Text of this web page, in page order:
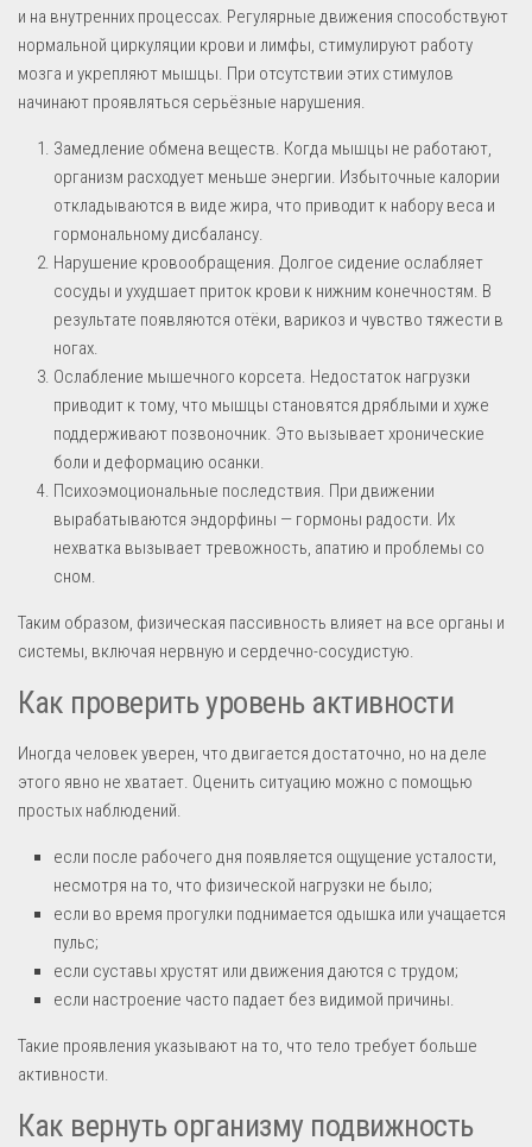
и на внутренних процессах. Регулярные движения способствуют
нормальной циркуляции крови и лимфы, стимулируют работу
мозга и укрепляют мышцы. При отсутствии этих стимулов
начинают проявляться серьёзные нарушения.
Замедление обмена веществ. Когда мышцы не работают,
организм расходует меньше энергии. Избыточные калории
откладываются в виде жира, что приводит к набору веса и
гормональному дисбалансу.
Нарушение кровообращения. Долгое сидение ослабляет
сосуды и ухудшает приток крови к нижним конечностям. В
результате появляются отёки, варикоз и чувство тяжести в
ногах.
Ослабление мышечного корсета. Недостаток нагрузки
приводит к тому, что мышцы становятся дряблыми и хуже
поддерживают позвоночник. Это вызывает хронические
боли и деформацию осанки.
Психоэмоциональные последствия. При движении
вырабатываются эндорфины — гормоны радости. Их
нехватка вызывает тревожность, апатию и проблемы со
сном.
Таким образом, физическая пассивность влияет на все органы и
системы, включая нервную и сердечно-сосудистую.
Как проверить уровень активности
Иногда человек уверен, что двигается достаточно, но на деле
этого явно не хватает. Оценить ситуацию можно с помощью
простых наблюдений.
если после рабочего дня появляется ощущение усталости,
несмотря на то, что физической нагрузки не было;
если во время прогулки поднимается одышка или учащается
пульс;
если суставы хрустят или движения даются с трудом;
если настроение часто падает без видимой причины.
Такие проявления указывают на то, что тело требует больше
активности.
Как вернуть организму подвижность